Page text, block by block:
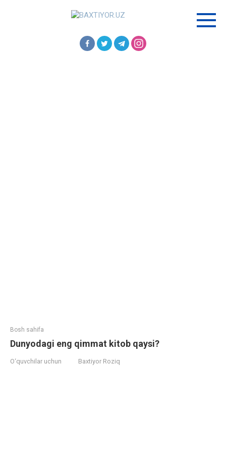
Bosh sahifa
Dunyodagi eng qimmat kitob qaysi?
O‘quvchilar uchun Baxtiyor Roziq